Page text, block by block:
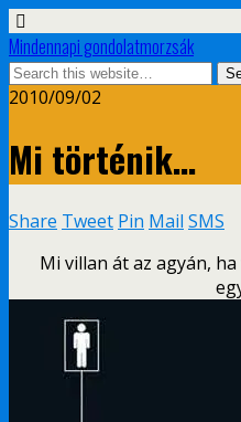
Mindennapi gondolatmorzsák
2010/09/02
Mi történik…
Share Tweet Pin Mail SMS
Mi villan át az agyán,